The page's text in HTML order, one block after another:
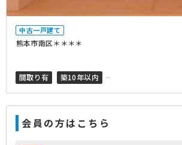
中古一戸建て
熊本市南区＊＊＊＊
間取り有
築10年以内
会員の方はこちら